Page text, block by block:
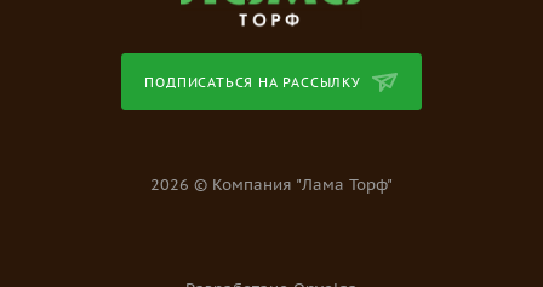
ПОДПИСАТЬСЯ НА РАССЫЛКУ
2026 © Компания "Лама Торф"